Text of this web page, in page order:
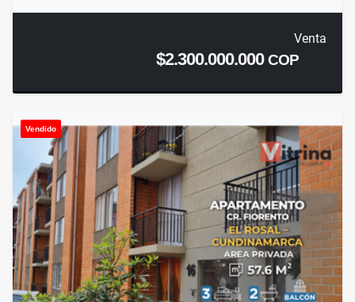
Venta
$2.300.000.000COP
Vendido